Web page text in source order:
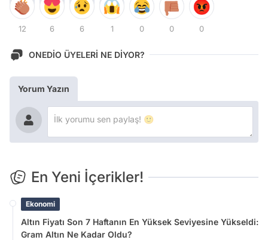
12 6 6 1 0 0 0
ONEDİO ÜYELERİ NE DİYOR?
Yorum Yazın
En Yeni İçerikler!
Ekonomi
Altın Fiyatı Son 7 Haftanın En Yüksek Seviyesine Yükseldi:
Gram Altın Ne Kadar Oldu?